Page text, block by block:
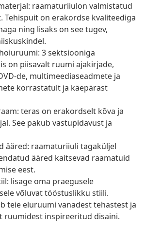
raamaturiiulon valmistatud
Tehispuit on erakordse kvaliteediga
ning lisaks on see tugev,
3 sektsiooniga
on piisavalt ruumi ajakirjade,
de, multimeediaseadmete ja
korrastatult ja käepärast
teras on erakordselt kõva ja
See pakub vastupidavust ja
ääred: raamaturiiuli tagaküljel
ääred kaitsevad raamatuid
eest.
lisage oma praegusele
võluvat tööstuslikku stiili.
teie eluruumi vanadest tehastest ja
ruumidest inspireeritud disaini.